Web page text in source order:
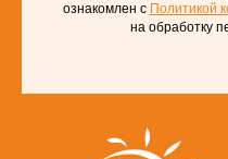
ознакомлен с Политикой
на обработку